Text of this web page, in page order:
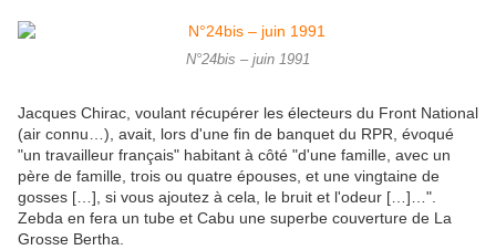
N°24bis – juin 1991
Jacques Chirac, voulant récupérer les électeurs du Front National
(air connu…), avait, lors d'une fin de banquet du RPR, évoqué
"un travailleur français" habitant à côté "d'une famille, avec un
père de famille, trois ou quatre épouses, et une vingtaine de
gosses […], si vous ajoutez à cela, le bruit et l'odeur […]…".
Zebda en fera un tube et Cabu une superbe couverture de La
Grosse Bertha.